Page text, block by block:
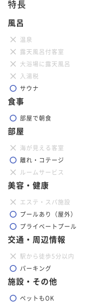
特長
風呂
温泉
露天風呂付客室
大浴場に露天風呂
入湯税
サウナ
食事
部屋で朝食
部屋
海が見える客室
離れ・コテージ
ルームサービス
美容・健康
エステ・スパ施設
プールあり（屋外）
プライベートプール
交通・周辺情報
駅から徒歩5分以内
パーキング
施設・その他
ペットもOK